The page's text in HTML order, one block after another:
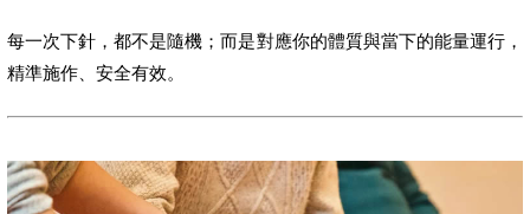
每一次下針，都不是隨機；而是對應你的體質與當下的能量運行，
精準施作、安全有效。